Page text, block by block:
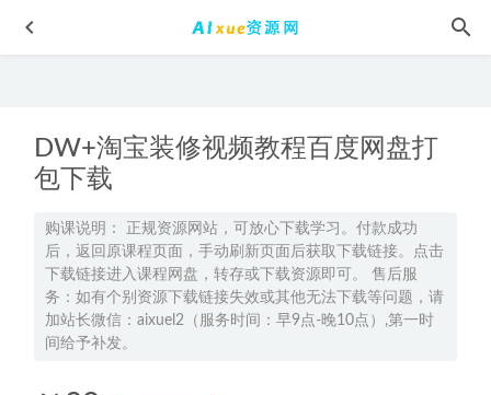
DW+淘宝装修视频教程百度网盘打
包下载
购课说明： 正规资源网站，可放心下载学习。付款成功
后，返回原课程页面，手动刷新页面后获取下载链接。点击
下载链接进入课程网盘，转存或下载资源即可。 售后服
务：如有个别资源下载链接失效或其他无法下载等问题，请
加站长微信：aixuel2（服务时间：早9点-晚10点）,第一时
间给予补发。
高中化学教程2022林森高二化学尖端班全年班视频教程+课堂
笔记+讲义（寒/春/暑/秋） 2023-05-22
2024高考押题明日之星高考模拟卷九科（语文/数学/英语/物
理/化学/生物/政治/地理/历史）